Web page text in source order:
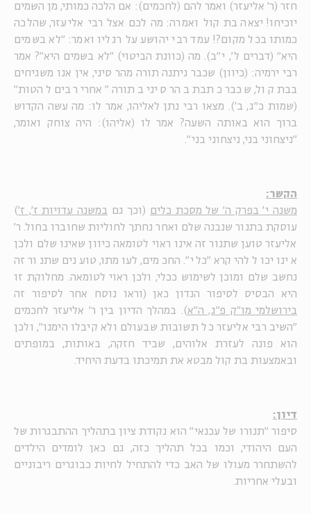
חזר (ר' אליעזר) ואמר להם (לחכמים): אם הלכה כמותי, מן השמים
יוכיחו! יצאה בת קול ואמרה: מה לכם אצל רבי אליעזר, שהלכה
כמותו בכל מקום?! עמד רבי יהושע על רגליו ואמר: "לא בשמים
היא" (דברים ל', י"ב). מה (כוונת הביטוי) "לא בשמים היא"? אמר
רבי ירמיה: (כיוון) שכבר ניתנה תורה מהר סיני, אין אנו משגיחים
בבת קול, שכבר כתבת בהר סיני בתורה "אחרי רבים להטות"
(שמות כ"ג, ב'). מצאו רבי נתן לאליהו, אמר לו: מה עשה הקדוש
ברוך הוא באותה השעה? אמר לו (אליהו): היה צוחק ואומר,
"ניצחוני בני, ניצחוני בני".
הקשר:
משנה י' בפרק ה' של מסכת כלים (וכך גם במשנה עדויות ז', ז')
עוסקת בתנור שנבנה שלם ואחר נחתך לחוליות שחוברו בחול. ר'
אליעזר טוען שתנור זה אינו ראוי לטומאה כיוון שאינו שלם ולכן
אינו יכול להיקרא "כלי". החכמים, לעומתו, טוענים שתנור זה
נחשב שלם ומוכן לשימוש ככלי, ולכן ראוי לטומאה. מחלוקת זו
היא הבסיס לסיפור הנדון כאן (וראו נוסח אחר לסיפור זה
בירושלמי מו"ק פ"ג, ה"א ). במהלך הדיון בין ר' אליעזר לחכמים
"השיב רבי אליעזר כל תשובות שבעולם ולא קיבלו הימנו", ולכן
הוא פונה לעזרת אלוהים, שביד חזקה, באותות, במופתים
ובאמצעות בת קול מבטא את תמיכתו בדעת היחיד.
דיון:
סיפור "תנורו של עכנאי" הוא נקודת ציון בתהליך ההתבגרות של
העם היהודי, וכמו בכל תהליך כזה, גם כאן לומדים הילדים
להשתחרר מעולו של האב כדי להתחיל לחיות כבוגרים ריבוניים
ובעלי אחריות.